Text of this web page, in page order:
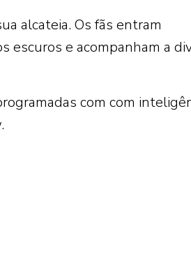
alcateia. Os fãs entram
escuros e acompanham a
com com